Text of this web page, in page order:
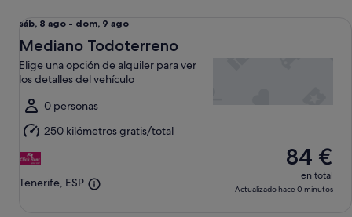
Del
sáb,
8
ago
dom,
9
ago
sáb, 8 ago - dom, 9 ago
Mediano Todoterreno
Elige una opción de alquiler para ver
los detalles del vehículo
0 personas
250 kilómetros gratis/total
Tenerife, ESP
84 €
en total
Actualizado hace 0 minutos